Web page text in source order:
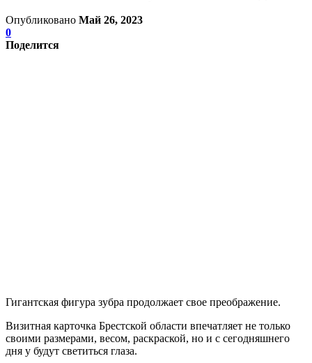
Опубликовано Май 26, 2023
0
Поделится
Гигантская фигура зубра продолжает свое преображение.
Визитная карточка Брестской области впечатляет не только
своими размерами, весом, раскраской, но и с сегодняшнего
дня у будут светиться глаза.